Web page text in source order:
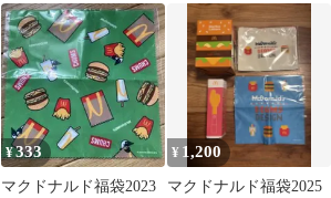
¥333
マクドナルド福袋2023
¥ 1,200
マクドナルド福袋2025